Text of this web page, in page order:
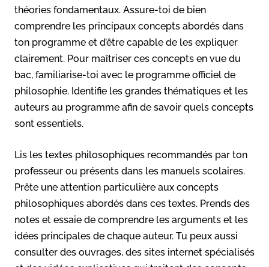
théories fondamentaux. Assure-toi de bien
comprendre les principaux concepts abordés dans
ton programme et d’être capable de les expliquer
clairement. Pour maîtriser ces concepts en vue du
bac, familiarise-toi avec le programme officiel de
philosophie. Identifie les grandes thématiques et les
auteurs au programme afin de savoir quels concepts
sont essentiels.
Lis les textes philosophiques recommandés par ton
professeur ou présents dans les manuels scolaires.
Prête une attention particulière aux concepts
philosophiques abordés dans ces textes. Prends des
notes et essaie de comprendre les arguments et les
idées principales de chaque auteur. Tu peux aussi
consulter des ouvrages, des sites internet spécialisés